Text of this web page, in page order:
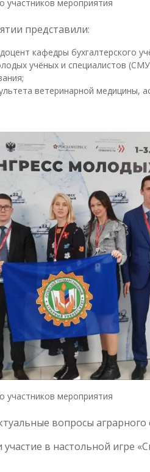
участников мероприятия
представили:
кафедры бухгалтерского
учёных и специалистов
ветеринарной медицины,
участников мероприятия
вопросы аграрного
в настольной игре